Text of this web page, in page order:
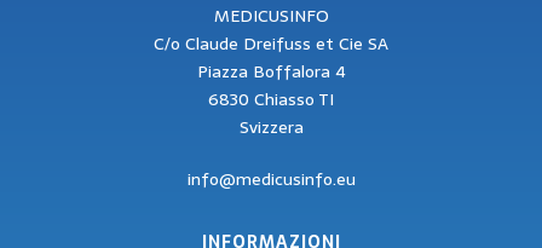
MEDICUSINFO
C/o Claude Dreifuss et Cie SA
Piazza Boffalora 4
6830 Chiasso TI
Svizzera
info@medicusinfo.eu
INFORMAZIONI